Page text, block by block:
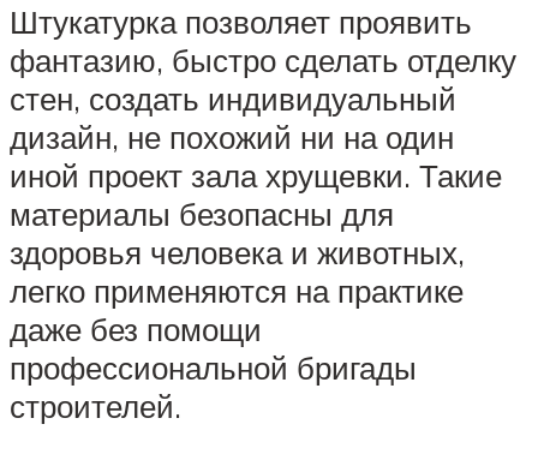
Штукатурка позволяет проявить
фантазию, быстро сделать отделку
стен, создать индивидуальный
дизайн, не похожий ни на один
иной проект зала хрущевки. Такие
материалы безопасны для
здоровья человека и животных,
легко применяются на практике
даже без помощи
профессиональной бригады
строителей.